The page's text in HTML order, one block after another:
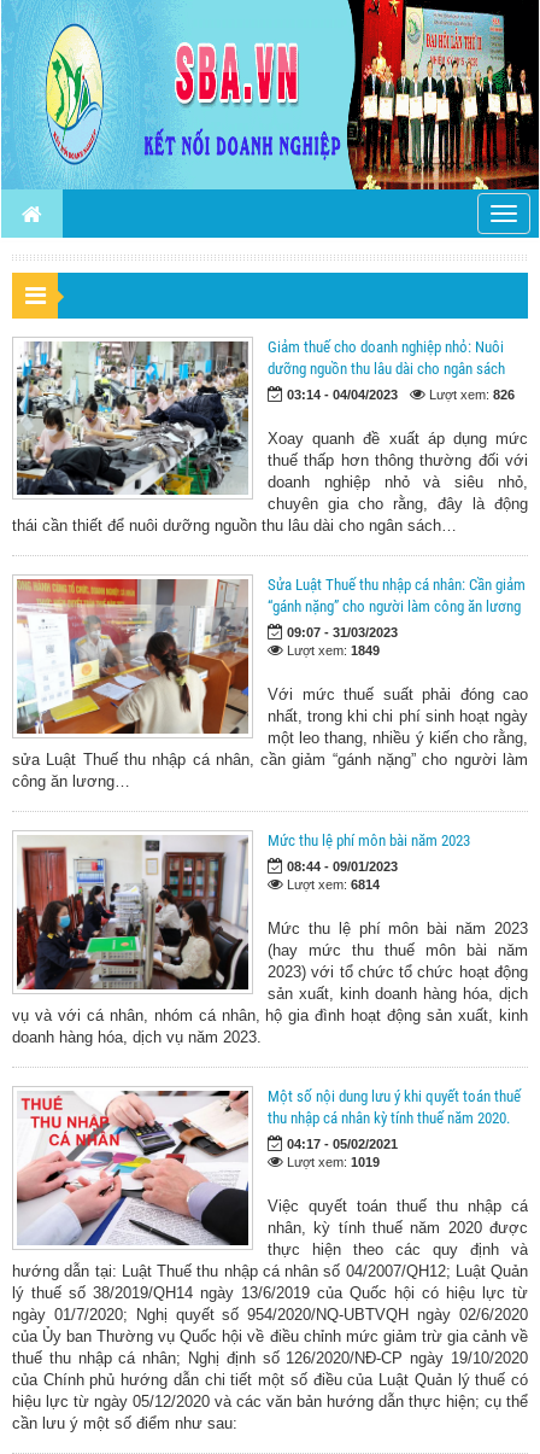
Giảm thuế cho doanh nghiệp nhỏ: Nuôi
dưỡng nguồn thu lâu dài cho ngân sách
03:14 - 04/04/2023 Lượt xem: 826
Xoay quanh đề xuất áp dụng mức
thuế thấp hơn thông thường đối với
doanh nghiệp nhỏ và siêu nhỏ,
chuyên gia cho rằng, đây là động
thái cần thiết để nuôi dưỡng nguồn thu lâu dài cho ngân sách…
Sửa Luật Thuế thu nhập cá nhân: Cần giảm
“gánh nặng” cho người làm công ăn lương
09:07 - 31/03/2023
Lượt xem: 1849
Với mức thuế suất phải đóng cao
nhất, trong khi chi phí sinh hoạt ngày
một leo thang, nhiều ý kiến cho rằng,
sửa Luật Thuế thu nhập cá nhân, cần giảm “gánh nặng” cho người làm
công ăn lương…
Mức thu lệ phí môn bài năm 2023
08:44 - 09/01/2023
Lượt xem: 6814
Mức thu lệ phí môn bài năm 2023
(hay mức thu thuế môn bài năm
2023) với tổ chức tổ chức hoạt động
sản xuất, kinh doanh hàng hóa, dịch
vụ và với cá nhân, nhóm cá nhân, hộ gia đình hoạt động sản xuất, kinh
doanh hàng hóa, dịch vụ năm 2023.
Một số nội dung lưu ý khi quyết toán thuế
thu nhập cá nhân kỳ tính thuế năm 2020.
04:17 - 05/02/2021
Lượt xem: 1019
Việc quyết toán thuế thu nhập cá
nhân, kỳ tính thuế năm 2020 được
thực hiện theo các quy định và
hướng dẫn tại: Luật Thuế thu nhập cá nhân số 04/2007/QH12; Luật Quản
lý thuế số 38/2019/QH14 ngày 13/6/2019 của Quốc hội có hiệu lực từ
ngày 01/7/2020; Nghị quyết số 954/2020/NQ-UBTVQH ngày 02/6/2020
của Ủy ban Thường vụ Quốc hội về điều chỉnh mức giảm trừ gia cảnh về
thuế thu nhập cá nhân; Nghị định số 126/2020/NĐ-CP ngày 19/10/2020
của Chính phủ hướng dẫn chi tiết một số điều của Luật Quản lý thuế có
hiệu lực từ ngày 05/12/2020 và các văn bản hướng dẫn thực hiện; cụ thể
cần lưu ý một số điểm như sau: